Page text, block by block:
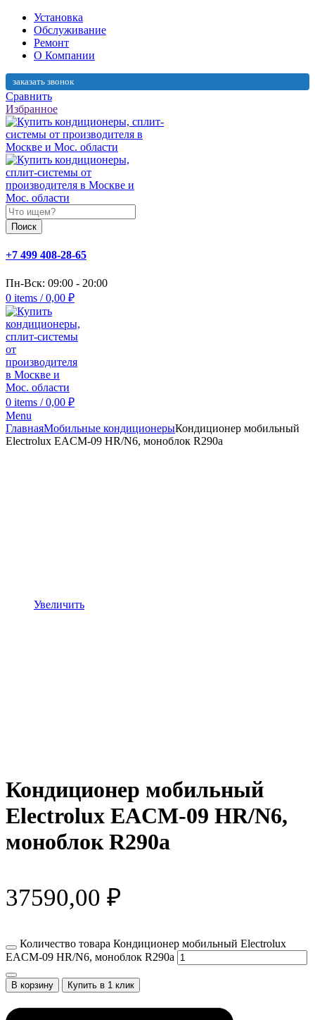
Установка
Обслуживание
Ремонт
О Компании
заказать звонок
Сравнить
Избранное
Поиск
+7 499 408-28-65
Пн-Вск: 09:00 - 20:00
0 items / 0,00 ₽
0 items / 0,00 ₽
Menu
ГлавнаяМобильные кондиционерыКондиционер мобильный
Electrolux EACM-09 HR/N6, моноблок R290a
Увеличить
Кондиционер мобильный
Electrolux EACM-09 HR/N6,
моноблок R290a
37590,00 ₽
Количество товара Кондиционер мобильный Electrolux
EACM-09 HR/N6, моноблок R290a
В корзину Купить в 1 клик